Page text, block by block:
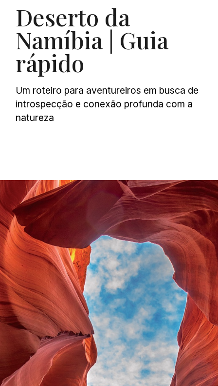
Deserto da
Namíbia | Guia
rápido
Um roteiro para aventureiros em busca de
introspecção e conexão profunda com a
natureza